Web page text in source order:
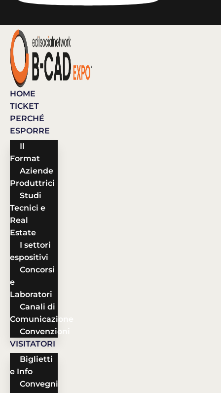
HOME
TICKET
PERCHÉ
ESPORRE
Il
Format
Aziende
Produttrici
Studi
Tecnici e
Real
Estate
I settori
espositivi
Concorsi
e
Laboratori
Canali di
Comunicazione
Convenzioni
VISITATORI
Biglietti
e Info
Convegni